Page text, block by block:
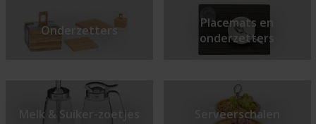
Onderzetters
Placemats en
onderzetters
Melk & Suiker-zoetjes Serveerschalen